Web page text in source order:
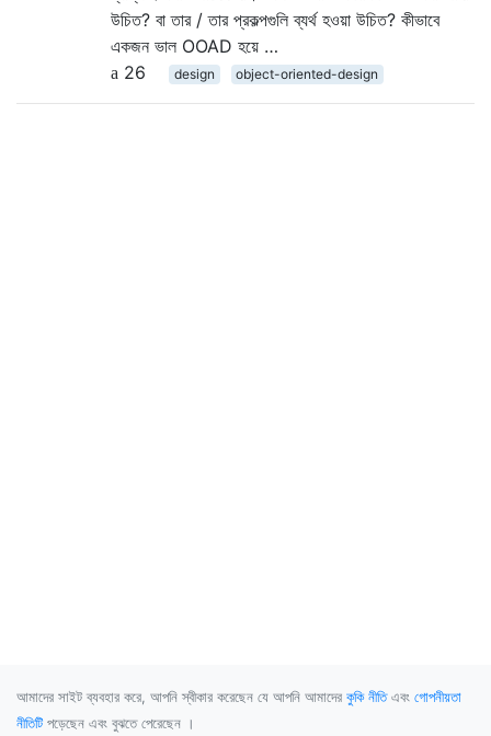
উচিত? বা তার / তার প্রকল্পগুলি ব্যর্থ হওয়া উচিত? কীভাবে
একজন ভাল OOAD হয়ে …
26
design object-oriented-design
আমাদের সাইট ব্যবহার করে, আপনি স্বীকার করেছেন যে আপনি আমাদের কুকি নীতিএবং গোপনীয়তা
নীতিটি পড়েছেন এবং বুঝতে পেরেছেন ।